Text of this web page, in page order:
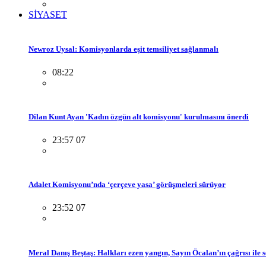
SİYASET
Newroz Uysal: Komisyonlarda eşit temsiliyet sağlanmalı
08:22
Dilan Kunt Ayan 'Kadın özgün alt komisyonu' kurulmasını önerdi
23:57 07
Adalet Komisyonu’nda ‘çerçeve yasa’ görüşmeleri sürüyor
23:52 07
Meral Danış Beştaş: Halkları ezen yangın, Sayın Öcalan’ın çağrısı ile